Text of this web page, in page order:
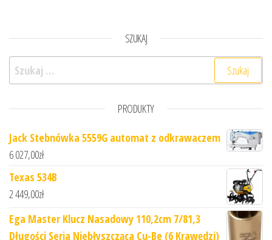
SZUKAJ
Szukaj:
PRODUKTY
Jack Stebnówka 5559G automat z odkrawaczem
6 027,00zł
Texas 534B
2 449,00zł
Ega Master Klucz Nasadowy 110,2cm 7/81,3
Długości Seria Niebłyszcząca Cu-Be (6 Krawędzi)